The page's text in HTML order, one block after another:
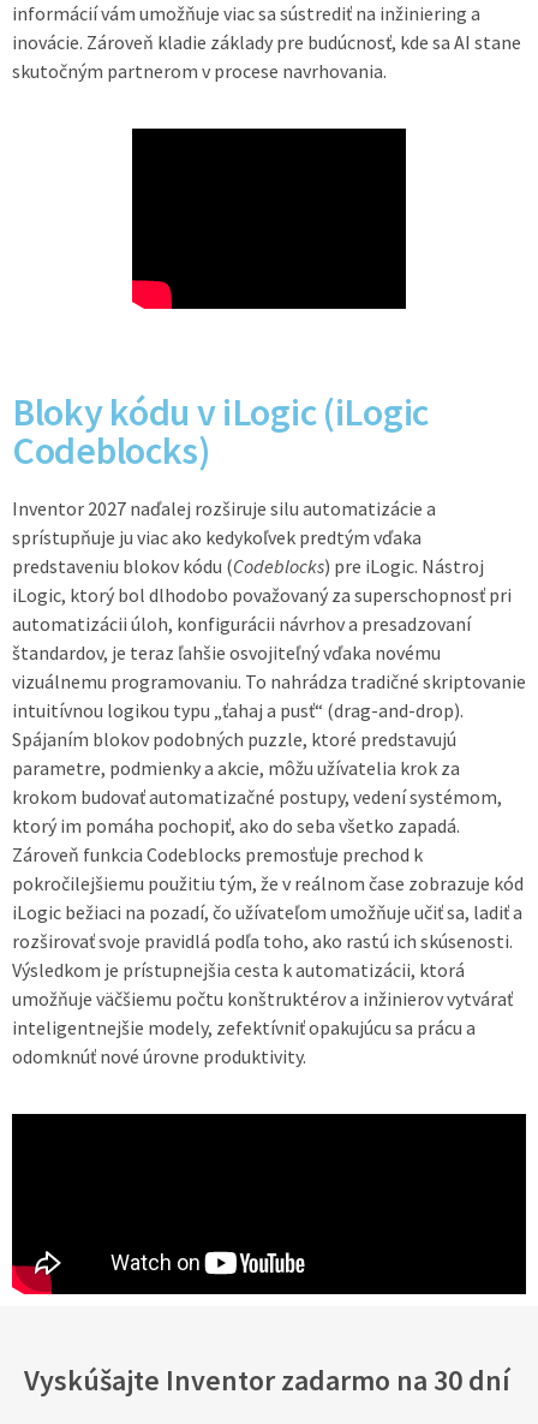
informácií vám umožňuje viac sa sústrediť na inžiniering a
inovácie. Zároveň kladie základy pre budúcnosť, kde sa AI stane
skutočným partnerom v procese navrhovania.
Bloky kódu v iLogic (iLogic
Codeblocks)
Inventor 2027 naďalej rozširuje silu automatizácie a
sprístupňuje ju viac ako kedykoľvek predtým vďaka
predstaveniu blokov kódu (Codeblocks) pre iLogic. Nástroj
iLogic, ktorý bol dlhodobo považovaný za superschopnosť pri
automatizácii úloh, konfigurácii návrhov a presadzovaní
štandardov, je teraz ľahšie osvojiteľný vďaka novému
vizuálnemu programovaniu. To nahrádza tradičné skriptovanie
intuitívnou logikou typu „ťahaj a pusť“ (drag-and-drop).
Spájaním blokov podobných puzzle, ktoré predstavujú
parametre, podmienky a akcie, môžu užívatelia krok za
krokom budovať automatizačné postupy, vedení systémom,
ktorý im pomáha pochopiť, ako do seba všetko zapadá.
Zároveň funkcia Codeblocks premosťuje prechod k
pokročilejšiemu použitiu tým, že v reálnom čase zobrazuje kód
iLogic bežiaci na pozadí, čo užívateľom umožňuje učiť sa, ladiť a
rozširovať svoje pravidlá podľa toho, ako rastú ich skúsenosti.
Výsledkom je prístupnejšia cesta k automatizácii, ktorá
umožňuje väčšiemu počtu konštruktérov a inžinierov vytvárať
inteligentnejšie modely, zefektívniť opakujúcu sa prácu a
odomknúť nové úrovne produktivity.
Vyskúšajte Inventor zadarmo na 30 dní